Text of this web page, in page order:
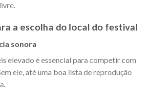
a escolha do local do festival
sonora
elevado é essencial para competir com
ele, até uma boa lista de reprodução